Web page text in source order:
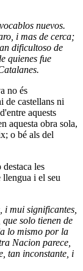
nuevos.
i mas de cerca;
dificultoso de
quienes fue
no és
de castellans ni
aquests
aquesta obra sola,
o bé als del
les
llengua i el seu
i mui significantes,
solo tienen de
lo mismo por la
Nacion parece,
tan inconstante, i